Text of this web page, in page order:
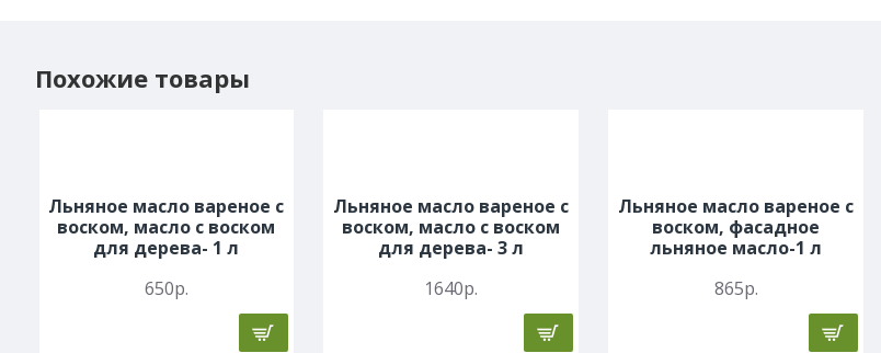
Похожие товары
Льняное масло вареное с
воском, масло с воском
для дерева- 1 л
650р.
Льняное масло вареное с
воском, масло с воском
для дерева- 3 л
1640р.
Льняное масло вареное с
воском, фасадное
льняное масло-1 л
865р.